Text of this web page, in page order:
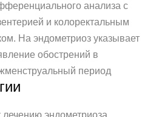
анализа с
и колоректальным
На эндометриоз указывает
обострений в
период
эндометриоза